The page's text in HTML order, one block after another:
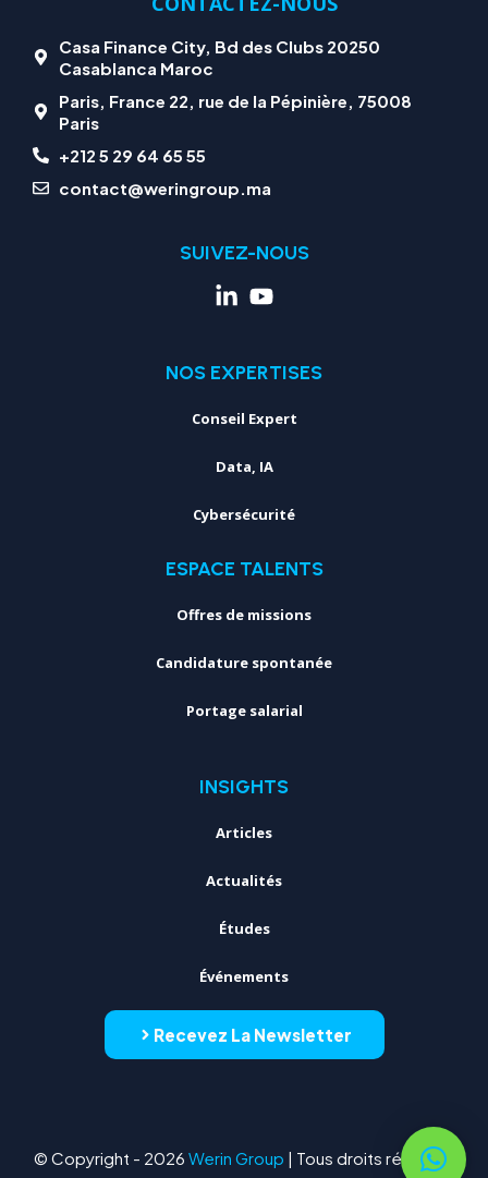
Casa Finance City, Bd des Clubs 20250
Casablanca Maroc
Paris, France 22, rue de la Pépinière, 75008
Paris
+212 5 29 64 65 55
contact@weringroup.ma
SUIVEZ-NOUS
NOS EXPERTISES
Conseil Expert
Data, IA
Cybersécurité
ESPACE TALENTS
Offres de missions
Candidature spontanée
Portage salarial
INSIGHTS
Articles
Actualités
Études
Événements
Recevez La Newsletter
© Copyright - 2026 Werin Group | Tous droits réservés